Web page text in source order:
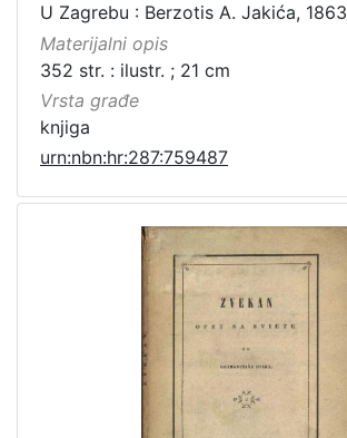
U Zagrebu : Berzotis A. Jakića, 1863
Materijalni opis
352 str. : ilustr. ; 21 cm
Vrsta građe
knjiga
urn:nbn:hr:287:759487